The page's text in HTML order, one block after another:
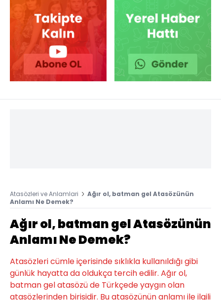
Atasözleri ve Anlamlari
Ağır ol, batman gel Atasözünün
Anlamı Ne Demek?
Ağır ol, batman gel Atasözünün
Anlamı Ne Demek?
Atasözleri cümle içerisinde sıklıkla kullanıldığı gibi
günlük hayatta da oldukça tercih edilir. Ağır ol,
batman gel atasözü de Türkçede yaygın olan
atasözlerinden birisidir. Bu atasözünün anlamı ile ilgili